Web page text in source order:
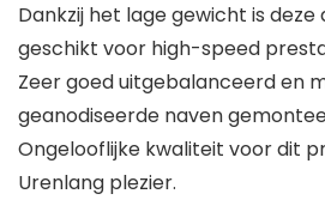
Dankzij het lage gewicht is
geschikt voor high-speed
Zeer goed uitgebalanceerd en
geanodiseerde naven
Ongelooflijke kwaliteit voor dit
Urenlang plezier.